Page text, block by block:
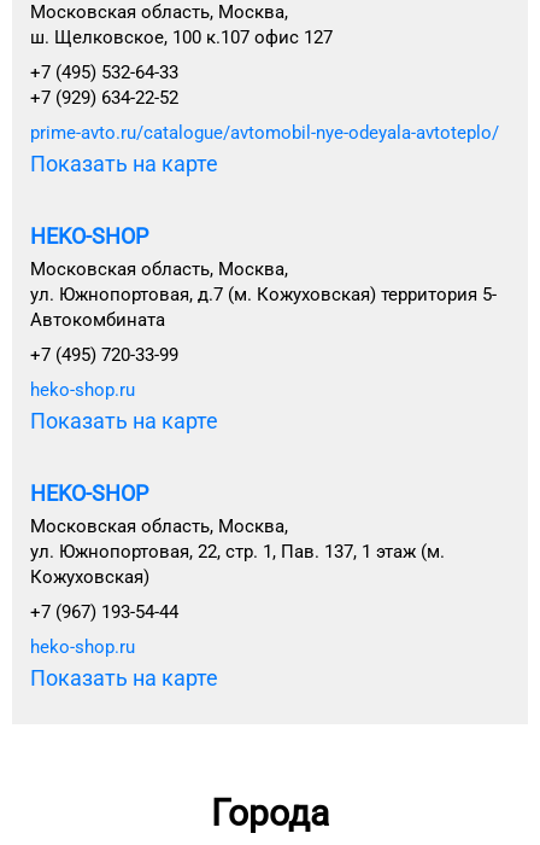
Московская область, Москва,
ш. Щелковское, 100 к.107 офис 127
+7 (495) 532-64-33
+7 (929) 634-22-52
prime-avto.ru/catalogue/avtomobil-nye-odeyala-avtoteplo/
Показать на карте
HEKO-SHOP
Московская область, Москва,
ул. Южнопортовая, д.7 (м. Кожуховская) территория 5-
Автокомбината
+7 (495) 720-33-99
heko-shop.ru
Показать на карте
HEKO-SHOP
Московская область, Москва,
ул. Южнопортовая, 22, стр. 1, Пав. 137, 1 этаж (м.
Кожуховская)
+7 (967) 193-54-44
heko-shop.ru
Показать на карте
Города